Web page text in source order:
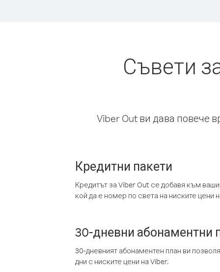
Съвети
Viber Out ви дава повече
Кредитни пакети
Кредитът за Viber Out се добавя към
кой да е номер по света на ниските цени
30-дневни абонаментни
30-дневният абонаментен план ви
дни с ниските цени на Viber.